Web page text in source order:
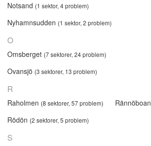
Notsand (1 sektor, 4 problem)
Nyhamnsudden (1 sektor, 2 problem)
O
Omsberget (7 sektorer, 24 problem)
Ovansjö (3 sektorer, 13 problem)
R
Raholmen (8 sektorer, 57 problem) Rännöboan
Rödön (2 sektorer, 5 problem)
S